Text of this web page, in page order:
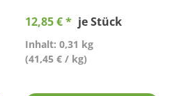
12,85 € * je Stück
Inhalt: 0,31 kg
(41,45 € / kg)